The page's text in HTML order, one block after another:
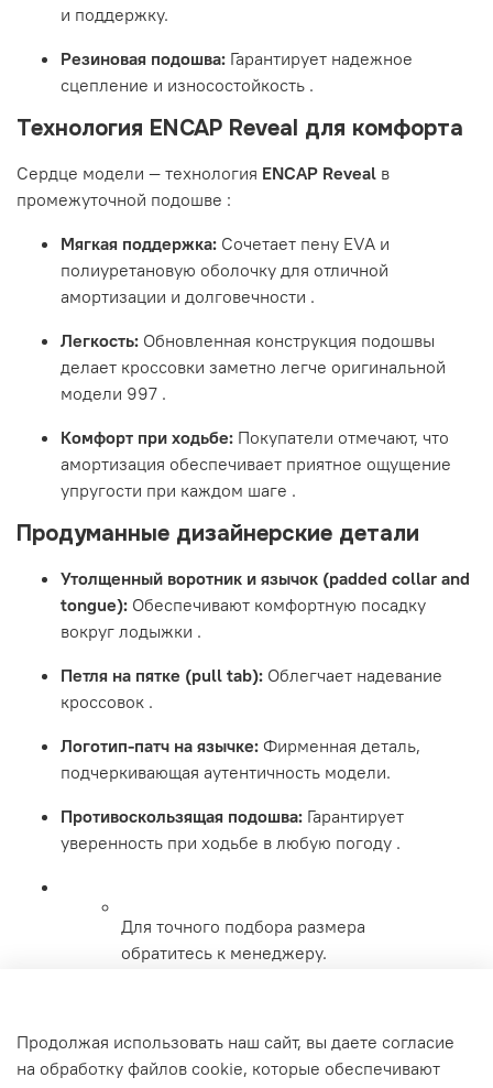
и поддержку.
Резиновая подошва: Гарантирует надежное
сцепление и износостойкость .
Технология ENCAP Reveal для комфорта
Сердце модели — технология ENCAP Reveal в
промежуточной подошве :
Мягкая поддержка: Сочетает пену EVA и
полиуретановую оболочку для отличной
амортизации и долговечности .
Легкость: Обновленная конструкция подошвы
делает кроссовки заметно легче оригинальной
модели 997 .
Комфорт при ходьбе: Покупатели отмечают, что
амортизация обеспечивает приятное ощущение
упругости при каждом шаге .
Продуманные дизайнерские детали
Утолщенный воротник и язычок (padded collar and
tongue): Обеспечивают комфортную посадку
вокруг лодыжки .
Петля на пятке (pull tab): Облегчает надевание
кроссовок .
Логотип-патч на язычке: Фирменная деталь,
подчеркивающая аутентичность модели.
Противоскользящая подошва: Гарантирует
уверенность при ходьбе в любую погоду .
Для точного подбора размера
обратитесь к менеджеру.
Характеристики
Продолжая использовать наш сайт, вы даете согласие
на обработку файлов cookie, которые обеспечивают